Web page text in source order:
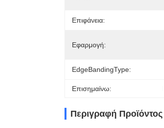
Επιφάνεια:
Εφαρμογή:
EdgeBandingType:
Επισημαίνω:
Περιγραφή Προϊόντος